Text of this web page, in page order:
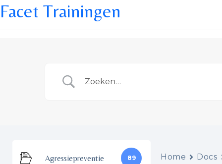
Facet Trainingen
Agressiepreventie 89 Home
Docs